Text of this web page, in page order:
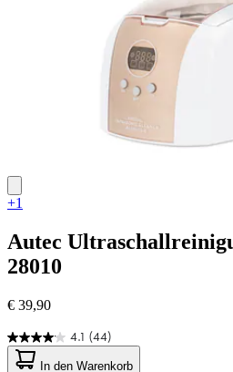
+1
Autec
28010
€ 39,90
4.1 (44)
4.1
von
In den Warenkorb